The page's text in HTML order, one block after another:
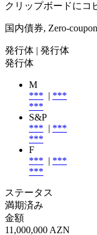
クリップボードにコ
国内債券, Zero-
発行体 | 発行体
発行体
M
*** | ***
***
S&P
*** | ***
***
F
*** | ***
***
ステータス
満期済み
金額
11,000,000 AZN